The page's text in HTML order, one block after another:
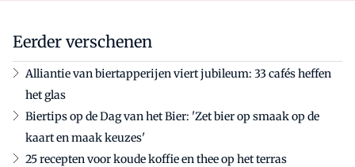
Eerder verschenen
Alliantie van biertapperijen viert jubileum: 33 cafés heffen
het glas
Biertips op de Dag van het Bier: 'Zet bier op smaak op de
kaart en maak keuzes'
25 recepten voor koude koffie en thee op het terras